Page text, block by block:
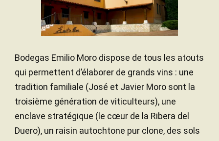
Bodegas Emilio Moro dispose de tous les atouts
qui permettent d’élaborer de grands vins : une
tradition familiale (José et Javier Moro sont la
troisième génération de viticulteurs), une
enclave stratégique (le cœur de la Ribera del
Duero), un raisin autochtone pur clone, des sols